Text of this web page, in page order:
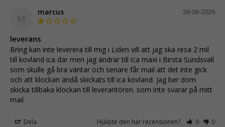
M
26-06-2026
marcus
leverans
Bring kan inte leverera till mig i Liden vill att jag ska resa 2 mil
till kovland ica där men jag ändrar till ica maxi i Birsta Sundsvall
som skulle gå bra väntar och senare får mail att det inte gick
och att klockan ändå skickats till ica kovland. jag ber dom
skicka tillbaka klockan till leverantören. som inte svarar på mitt
mail.
Dela Hjälpte den här recensionen? 0 0